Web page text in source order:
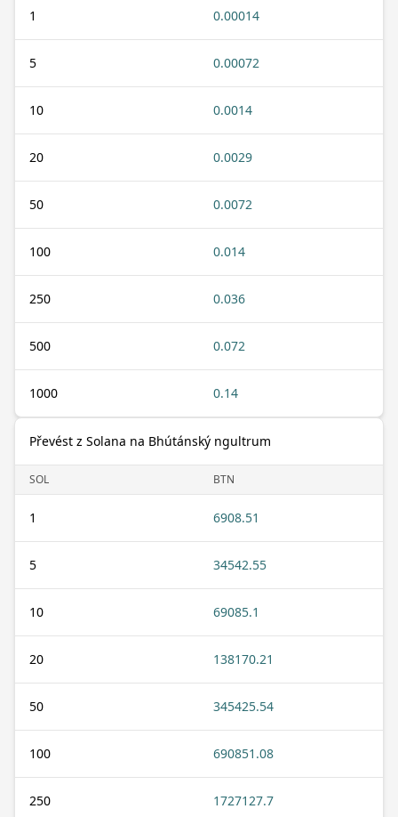
1 0.00014
5 0.00072
10 0.0014
20 0.0029
50 0.0072
100 0.014
250 0.036
500 0.072
1000 0.14
Převést z Solana na Bhútánský ngultrum
SOL BTN
1 6908.51
5 34542.55
10 69085.1
20 138170.21
50 345425.54
100 690851.08
250 1727127.7